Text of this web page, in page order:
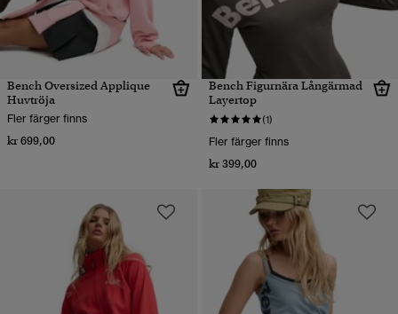
Bench Oversized Applique
Huvtröja
Fler färger finns
kr 699,00
Bench Figurnära Långärmad
Layertop
(1)
Fler färger finns
kr 399,00